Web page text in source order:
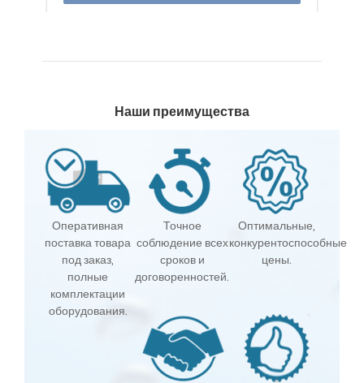
Наши преимущества
Оперативная
поставка товара
под заказ,
полные
комплектации
оборудования.
Точное
соблюдение всех
сроков и
договоренностей.
Оптимальные,
конкурентоспособные
цены.